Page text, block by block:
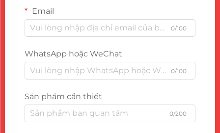
Email
0/100
WhatsApp hoặc WeChat
0/100
Sản phẩm cần thiết
0/200